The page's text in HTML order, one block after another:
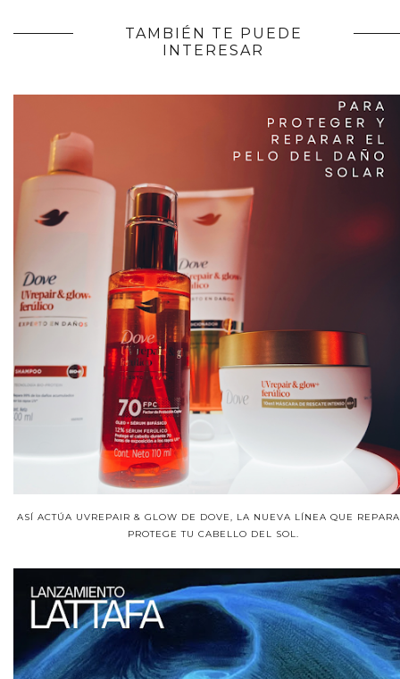
TAMBIÉN TE PUEDE
INTERESAR
ASÍ ACTÚA UVREPAIR & GLOW DE DOVE, LA NUEVA LÍNEA QUE
PROTEGE TU CABELLO DEL SOL.